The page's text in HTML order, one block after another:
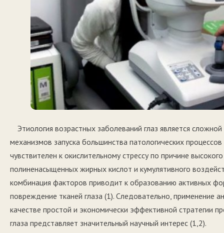
Этиология возрастных заболеваний глаз является
механизмов запуска большинства патологических
чувствителен к окислительному стрессу по причине
полиненасыщенных жирных кислот и кумулятивного
комбинация факторов приводит к образованию активных
повреждение тканей глаза (1). Следовательно, применение
качестве простой и экономически эффективной стратегии
глаза представляет значительный научный интерес (1,2).